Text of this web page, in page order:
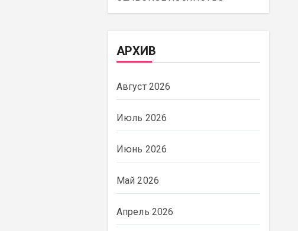
АРХИВ
Август 2026
Июль 2026
Июнь 2026
Май 2026
Апрель 2026